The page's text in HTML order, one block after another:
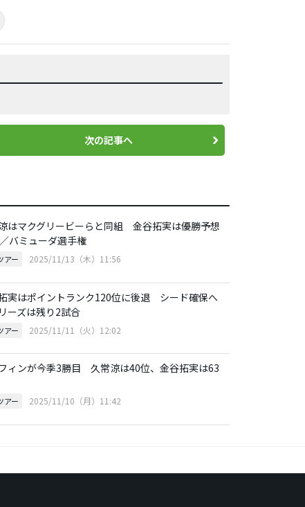
次の記事へ
はマクグリービーらと同組 金谷拓実は優勝予想
バミューダ選手権
アー 2025/11/13（木）11:56
実はポイントランク120位に後退 シード確保へ
ーズは残り2試合
アー 2025/11/11（火）12:02
ィンが今季3勝目 久常涼は40位、金谷拓実は63
アー 2025/11/10（月）11:42